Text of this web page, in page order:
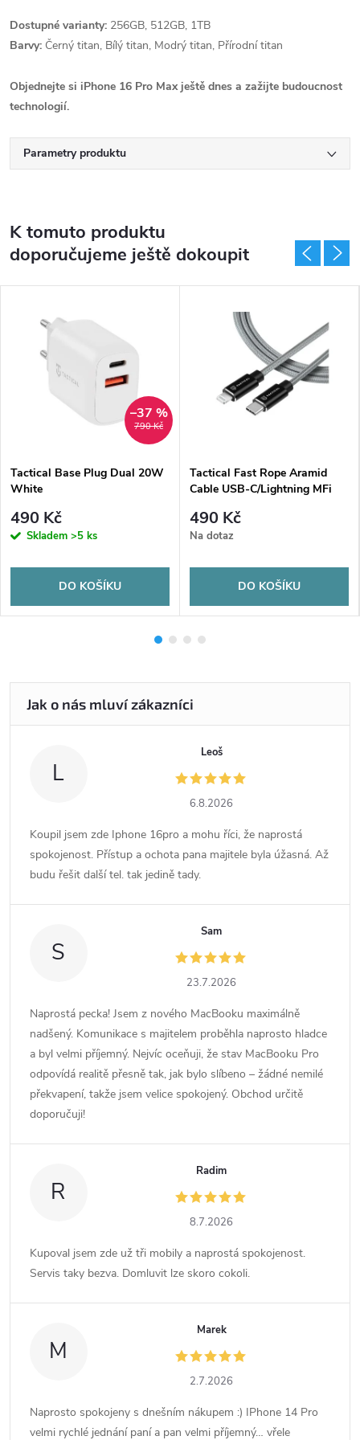
Dostupné varianty: 256GB, 512GB, 1TB
Barvy: Černý titan, Bílý titan, Modrý titan, Přírodní titan
Objednejte si iPhone 16 Pro Max ještě dnes a zažijte budoucnost
technologií.
Parametry produktu
K tomuto produktu
doporučujeme ještě dokoupit
790 Kč
–37 %
Tactical Base Plug Dual 20W
White
490 Kč
Skladem >5 ks
DO KOŠÍKU
Tactical Fast Rope Aramid
Cable USB-C/Lightning MFi
490 Kč
Na dotaz
DO KOŠÍKU
L
Leoš
6.8.2026
Koupil jsem zde Iphone 16pro a mohu říci, že naprostá
spokojenost. Přístup a ochota pana majitele byla úžasná. Až
budu řešit další tel. tak jedině tady.
S
Sam
23.7.2026
Naprostá pecka! Jsem z nového MacBooku maximálně
nadšený. Komunikace s majitelem proběhla naprosto hladce
a byl velmi příjemný. Nejvíc oceňuji, že stav MacBooku Pro
odpovídá realitě přesně tak, jak bylo slíbeno – žádné nemilé
překvapení, takže jsem velice spokojený. Obchod určitě
doporučuji!
R
Radim
8.7.2026
Kupoval jsem zde už tři mobily a naprostá spokojenost.
Servis taky bezva. Domluvit lze skoro cokoli.
M
Marek
2.7.2026
Naprosto spokojeny s dnešním nákupem :) IPhone 14 Pro
velmi rychlé jednání paní a pan velmi příjemný… vřele